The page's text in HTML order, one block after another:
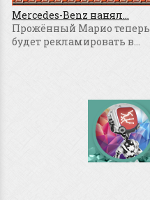
Mercedes-Benz нанял...
Прожённый Марио теперь
будет рекламировать в...